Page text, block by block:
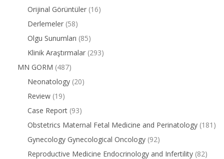
Orijinal Görüntüler (16)
Derlemeler (58)
Olgu Sunumları (85)
Klinik Araştırmalar (293)
MN GORM (487)
Neonatology (20)
Review (19)
Case Report (93)
Obstetrics Maternal Fetal Medicine and Perinatology (181)
Gynecology Gynecological Oncology (92)
Reproductive Medicine Endocrinology and Infertility (82)